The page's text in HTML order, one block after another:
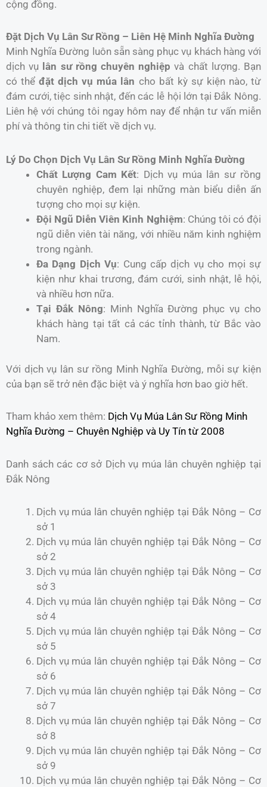
cộng đồng.
Đặt Dịch Vụ Lân Sư Rồng – Liên Hệ Minh Nghĩa Đường
Minh Nghĩa Đường luôn sẵn sàng phục vụ khách hàng với
dịch vụ lân sư rồng chuyên nghiệp và chất lượng. Bạn
có thểđặt dịch vụ múa lân cho bất kỳ sự kiện nào, từ
đám cưới, tiệc sinh nhật, đến các lễ hội lớn tại Đắk Nông.
Liên hệ với chúng tôi ngay hôm nay để nhận tư vấn miễn
phí và thông tin chi tiết về dịch vụ.
Lý Do Chọn Dịch Vụ Lân Sư Rồng Minh Nghĩa Đường
Chất Lượng Cam Kết: Dịch vụ múa lân sư rồng
chuyên nghiệp, đem lại những màn biểu diễn ấn
tượng cho mọi sự kiện.
Đội Ngũ Diễn Viên Kinh Nghiệm: Chúng tôi có đội
ngũ diễn viên tài năng, với nhiều năm kinh nghiệm
trong ngành.
Đa Dạng Dịch Vụ: Cung cấp dịch vụ cho mọi sự
kiện như khai trương, đám cưới, sinh nhật, lễ hội,
và nhiều hơn nữa.
Tại Đắk Nông: Minh Nghĩa Đường phục vụ cho
khách hàng tại tất cả các tỉnh thành, từ Bắc vào
Nam.
Với dịch vụ lân sư rồng Minh Nghĩa Đường, mỗi sự kiện
của bạn sẽ trở nên đặc biệt và ý nghĩa hơn bao giờ hết.
Tham khảo xem thêm: Dịch Vụ Múa Lân Sư Rồng Minh
Nghĩa Đường – Chuyên Nghiệp và Uy Tín từ 2008
Danh sách các cơ sở Dịch vụ múa lân chuyên nghiệp tại
Đắk Nông
Dịch vụ múa lân chuyên nghiệp tại Đắk Nông – Cơ
sở 1
Dịch vụ múa lân chuyên nghiệp tại Đắk Nông – Cơ
sở 2
Dịch vụ múa lân chuyên nghiệp tại Đắk Nông – Cơ
sở 3
Dịch vụ múa lân chuyên nghiệp tại Đắk Nông – Cơ
sở 4
Dịch vụ múa lân chuyên nghiệp tại Đắk Nông – Cơ
sở 5
Dịch vụ múa lân chuyên nghiệp tại Đắk Nông – Cơ
sở 6
Dịch vụ múa lân chuyên nghiệp tại Đắk Nông – Cơ
sở 7
Dịch vụ múa lân chuyên nghiệp tại Đắk Nông – Cơ
sở 8
Dịch vụ múa lân chuyên nghiệp tại Đắk Nông – Cơ
sở 9
Dịch vụ múa lân chuyên nghiệp tại Đắk Nông – Cơ